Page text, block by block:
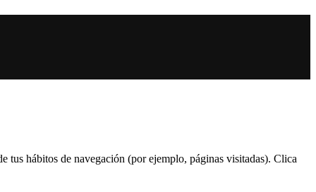
tus hábitos de navegación (por ejemplo, páginas visitadas). Clica